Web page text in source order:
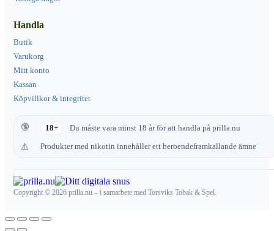
Handla
Butik
Varukorg
Mitt konto
Kassan
Köpvillkor & integritet
18+ Du måste vara minst 18 år för att handla på prilla.nu
Produkter med nikotin innehåller ett beroendeframkallande ämne
Copyright © 2026 prilla.nu – i samarbete med Torsviks Tobak & Spel.